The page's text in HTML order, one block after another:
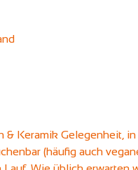
Keramik Gelegenheit,
(häufig auch